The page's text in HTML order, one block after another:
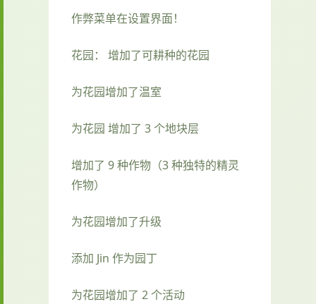
作弊菜单在设置界面！
花园： 增加了可耕种的花园
为花园增加了温室
为花园 增加了 3 个地块层
增加了 9 种作物（3 种独特的精灵
作物）
为花园增加了升级
添加 Jin 作为园丁
为花园增加了 2 个活动